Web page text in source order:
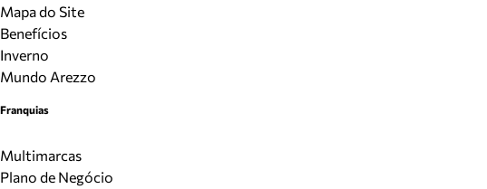
Mapa do Site
Benefícios
Inverno
Mundo Arezzo
Franquias
Multimarcas
Plano de Negócio